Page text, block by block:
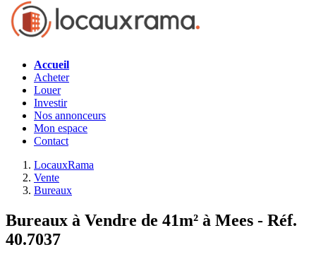
Accueil
Acheter
Louer
Investir
Nos annonceurs
Mon espace
Contact
LocauxRama
Vente
Bureaux
Bureaux à Vendre de 41m² à Mees - Réf.
40.7037